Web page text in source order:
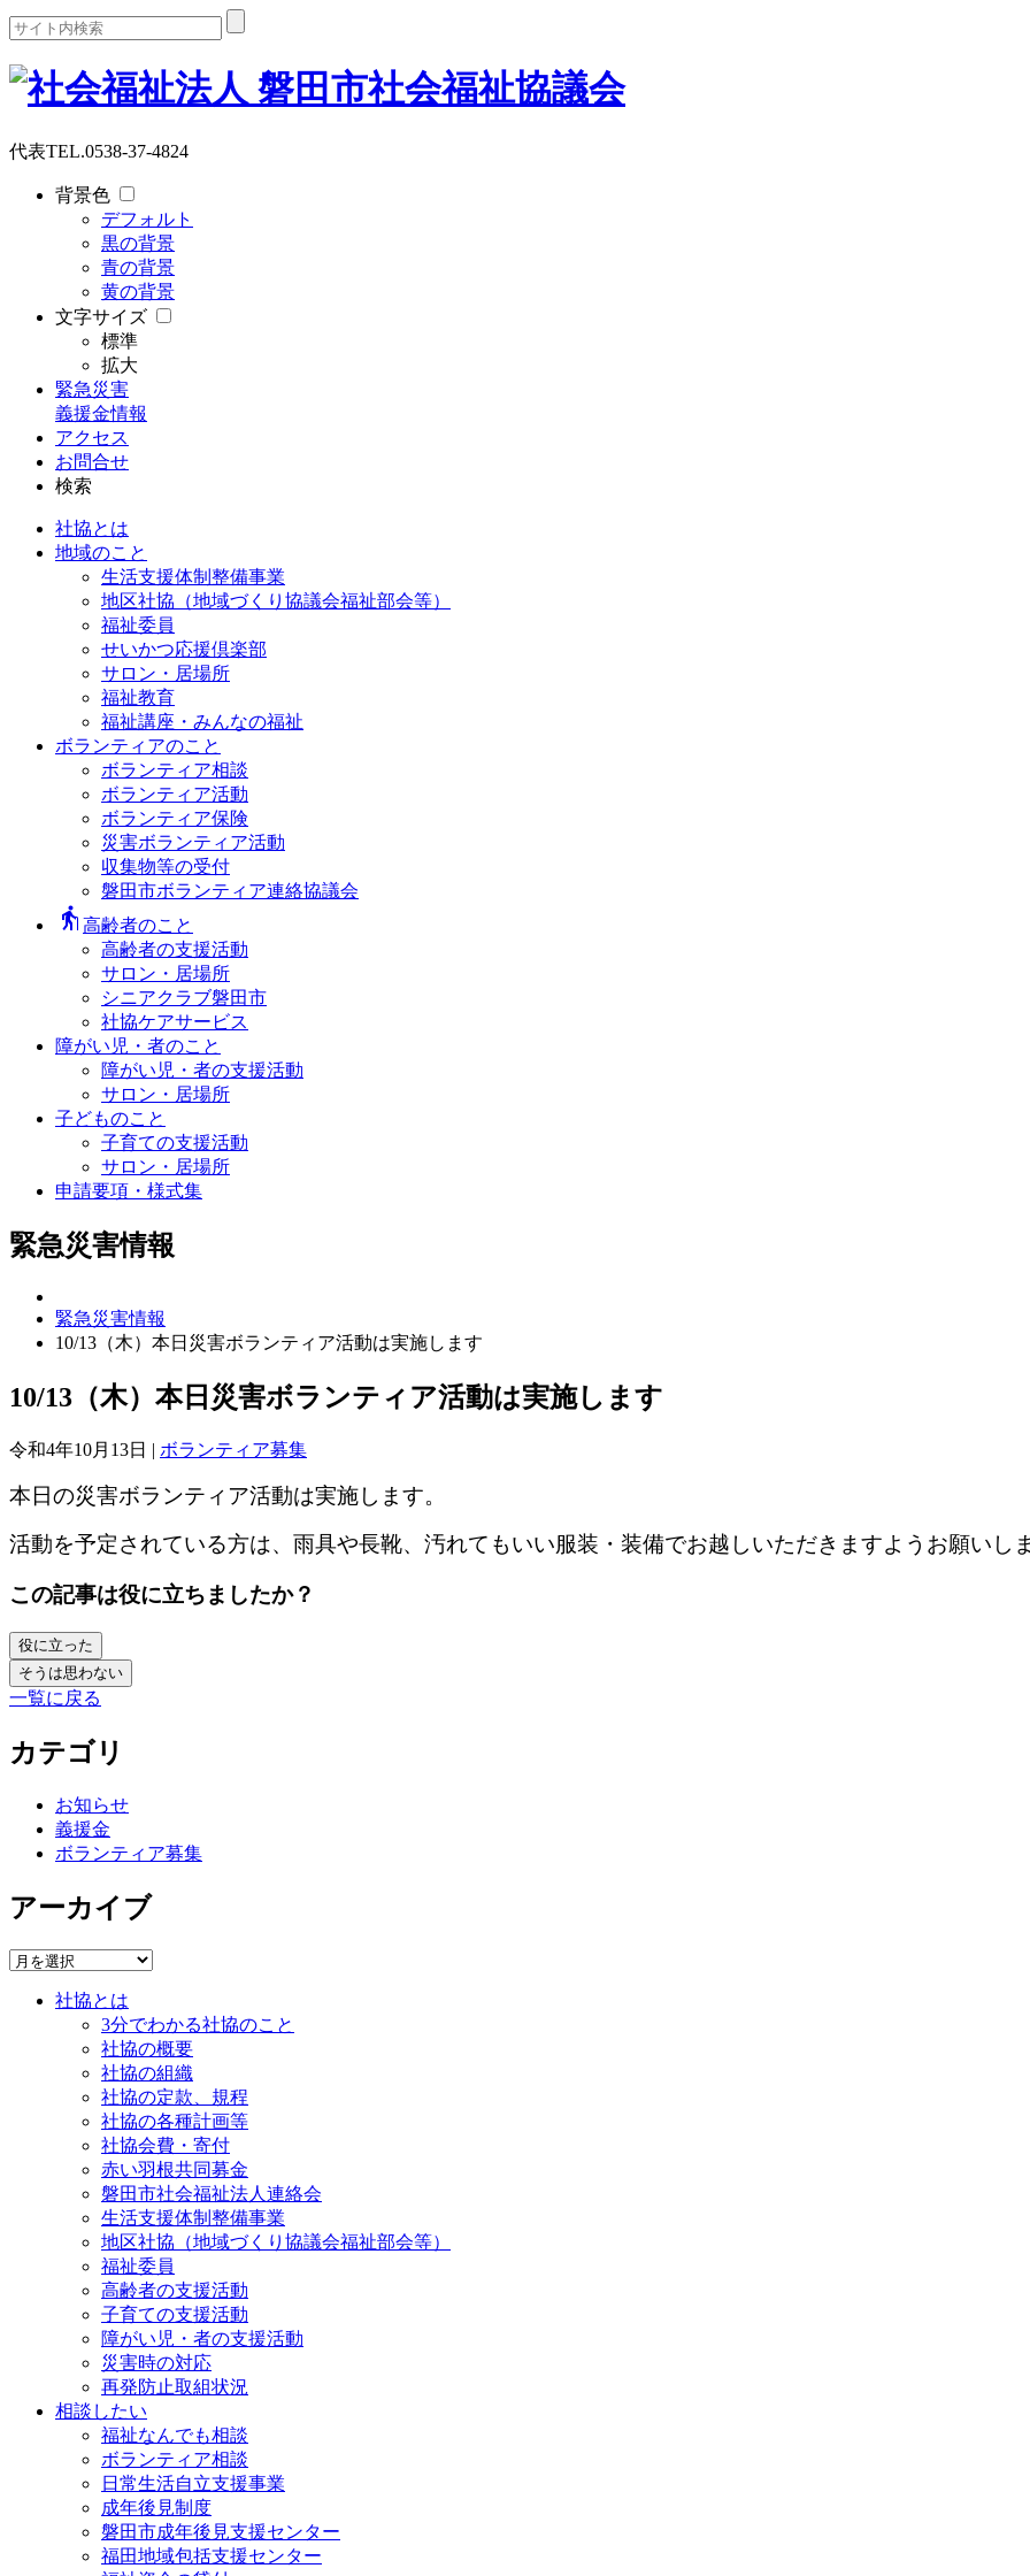
代表TEL.0538-37-4824
背景色
デフォルト
黒の背景
青の背景
黄の背景
文字サイズ
標準
拡大
緊急災害
義援金情報
アクセス
お問合せ
検索
社協とは
地域のこと
生活支援体制整備事業
地区社協（地域づくり協議会福祉部会等）
福祉委員
せいかつ応援倶楽部
サロン・居場所
福祉教育
福祉講座・みんなの福祉
ボランティアのこと
ボランティア相談
ボランティア活動
ボランティア保険
災害ボランティア活動
収集物等の受付
磐田市ボランティア連絡協議会
elderly 高齢者のこと
高齢者の支援活動
サロン・居場所
シニアクラブ磐田市
社協ケアサービス
障がい児・者のこと
障がい児・者の支援活動
サロン・居場所
子どものこと
子育ての支援活動
サロン・居場所
申請要項・様式集
緊急災害情報
緊急災害情報
10/13（木）本日災害ボランティア活動は実施します
10/13（木）本日災害ボランティア活動は実施します
令和4年10月13日 | ボランティア募集
本日の災害ボランティア活動は実施します。
活動を予定されている方は、雨具や長靴、汚れてもいい服装・装備でお越しいただきますようお願いし
この記事は役に立ちましたか？
役に立った
そうは思わない
一覧に戻る
カテゴリ
お知らせ
義援金
ボランティア募集
アーカイブ
社協とは
3分でわかる社協のこと
社協の概要
社協の組織
社協の定款、規程
社協の各種計画等
社協会費・寄付
赤い羽根共同募金
磐田市社会福祉法人連絡会
生活支援体制整備事業
地区社協（地域づくり協議会福祉部会等）
福祉委員
高齢者の支援活動
子育ての支援活動
障がい児・者の支援活動
災害時の対応
再発防止取組状況
相談したい
福祉なんでも相談
ボランティア相談
日常生活自立支援事業
成年後見制度
磐田市成年後見支援センター
福田地域包括支援センター